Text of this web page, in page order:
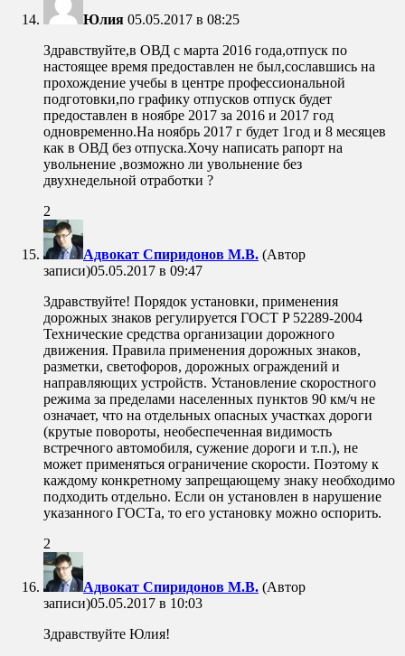
Юлия 05.05.2017 в 08:25
Здравствуйте,в ОВД с марта 2016 года,отпуск по
настоящее время предоставлен не был,сославшись на
прохождение учебы в центре профессиональной
подготовки,по графику отпусков отпуск будет
предоставлен в ноябре 2017 за 2016 и 2017 год
одновременно.На ноябрь 2017 г будет 1год и 8 месяцев
как в ОВД без отпуска.Хочу написать рапорт на
увольнение ,возможно ли увольнение без
двухнедельной отработки ?
2
Адвокат Спиридонов М.В. (Автор
записи)05.05.2017 в 09:47
Здравствуйте! Порядок установки, применения
дорожных знаков регулируется ГОСТ P 52289-2004
Технические средства организации дорожного
движения. Правила применения дорожных знаков,
разметки, светофоров, дорожных ограждений и
направляющих устройств. Установление скоростного
режима за пределами населенных пунктов 90 км/ч не
означает, что на отдельных опасных участках дороги
(крутые повороты, необеспеченная видимость
встречного автомобиля, сужение дороги и т.п.), не
может применяться ограничение скорости. Поэтому к
каждому конкретному запрещающему знаку необходимо
подходить отдельно. Если он установлен в нарушение
указанного ГОСТа, то его установку можно оспорить.
2
Адвокат Спиридонов М.В. (Автор
записи)05.05.2017 в 10:03
Здравствуйте Юлия!